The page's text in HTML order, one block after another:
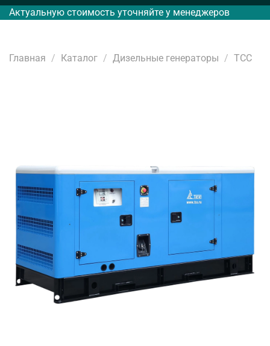
Актуальную стоимость уточняйте у менеджеров
Главная Каталог Дизельные генераторы ТСС